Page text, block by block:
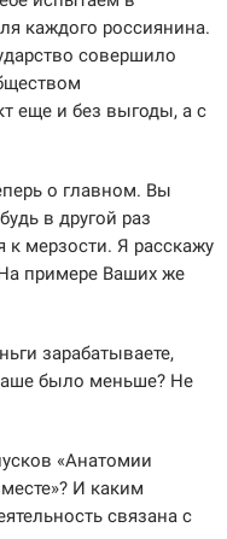
каждого россиянина.
совершило
еще и без выгоды, а с
о главном. Вы
в другой раз
к мерзости. Я расскажу
примере Ваших же
зарабатываете,
было меньше? Не
«Анатомии
И каким
связана с